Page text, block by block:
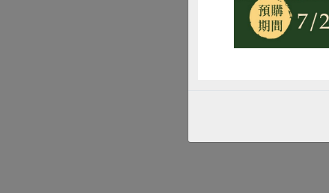
之美，更富含藝術價
持，讓合作社不只友
（首圖圖說：2019豬